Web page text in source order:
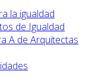
la igualdad
de Igualdad
A de Arquitectas